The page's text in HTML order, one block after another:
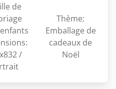
de
/
Thème:
Emballage de
cadeaux de
Noël